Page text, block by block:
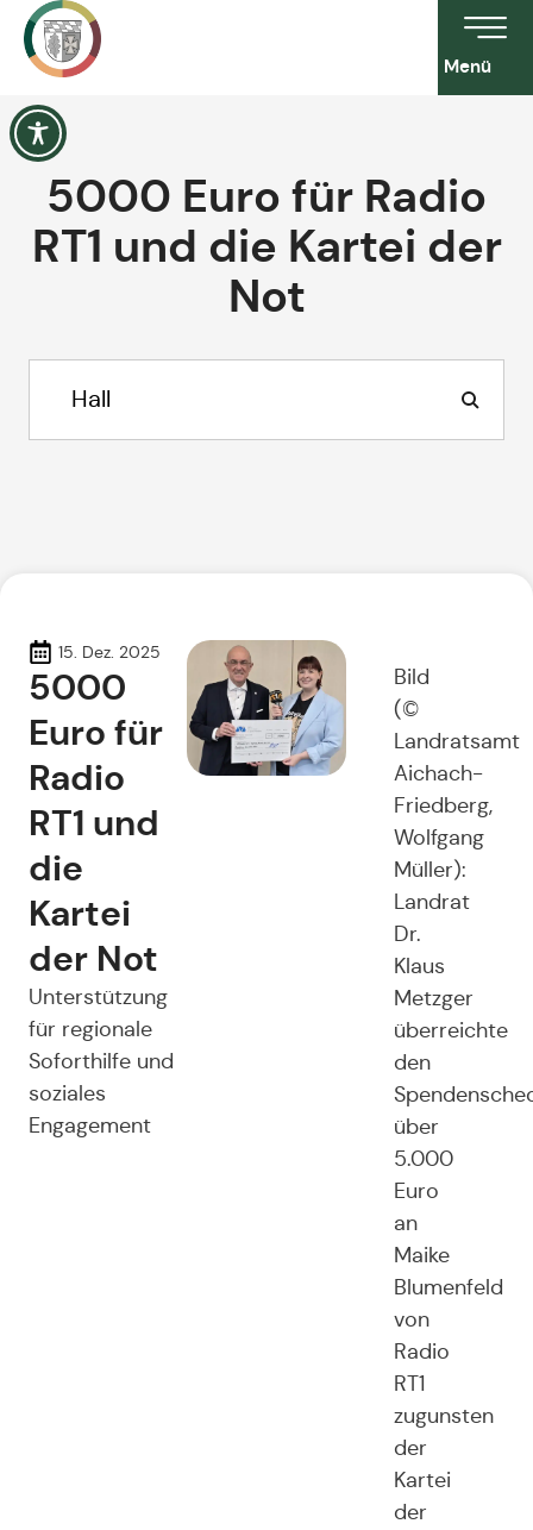
Menü
5000 Euro für Radio
RT1 und die Kartei der
Not
15. Dez. 2025
5000
Euro für
Radio
RT1 und
die
Kartei
der Not
Unterstützung
für regionale
Soforthilfe und
soziales
Engagement
Bild
(©
Landratsamt
Aichach-
Friedberg,
Wolfgang
Müller):
Landrat
Dr.
Klaus
Metzger
überreichte
den
über
5.000
Euro
an
Maike
Blumenfeld
von
Radio
RT1
zugunsten
der
Kartei
der